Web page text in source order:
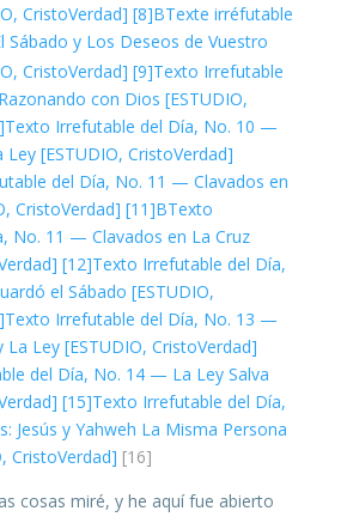
CristoVerdad] [8]BTexte irréfutable
Sábado y Los Deseos de Vuestro
CristoVerdad] [9]Texto Irrefutable
con Dios [ESTUDIO,
Texto Irrefutable del Día, No. 10 —
Ley [ESTUDIO, CristoVerdad]
del Día, No. 11 — Clavados en
CristoVerdad] [11]BTexto
No. 11 — Clavados en La Cruz
[12]Texto Irrefutable del Día,
el Sábado [ESTUDIO,
Texto Irrefutable del Día, No. 13 —
Ley [ESTUDIO, CristoVerdad]
del Día, No. 14 — La Ley Salva
[15]Texto Irrefutable del Día,
Jesús y Yahweh La Misma Persona
CristoVerdad] [16]
cosas miré, y he aquí fue abierto